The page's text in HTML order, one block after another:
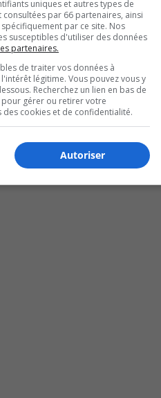
pluies
uniques et autres types de
par 66 partenaires, ainsi
par ce site. Nos
susceptibles d'utiliser des données
partenaires.
de traiter vos données à
légitime. Vous pouvez vous y
Recherchez un lien en bas de
pour gérer ou retirer votre
cookies et de confidentialité.
Autoriser